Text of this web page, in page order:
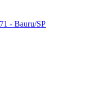
- Bauru/SP